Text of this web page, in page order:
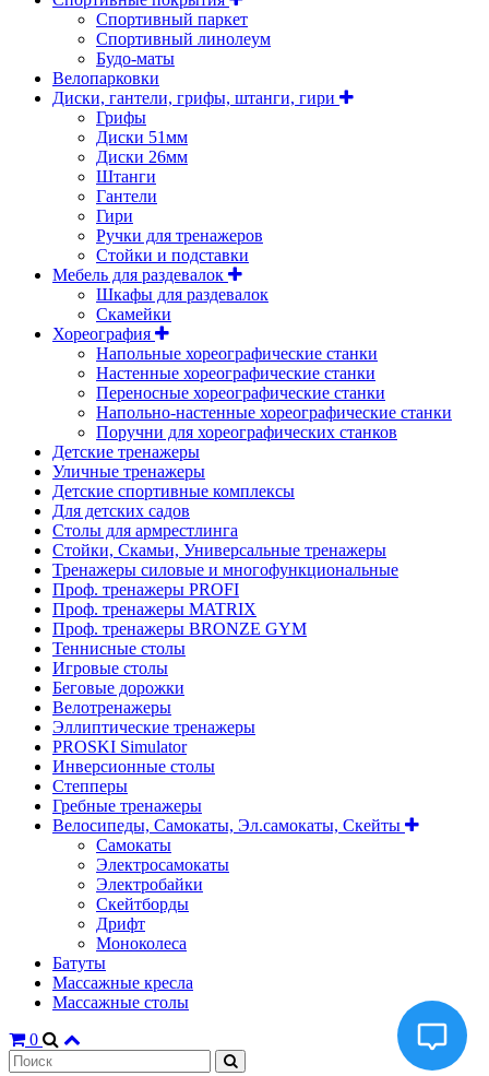
Спортивный паркет
Спортивный линолеум
Будо-маты
Велопарковки
Диски, гантели, грифы, штанги, гири
Грифы
Диски 51мм
Диски 26мм
Штанги
Гантели
Гири
Ручки для тренажеров
Стойки и подставки
Мебель для раздевалок
Шкафы для раздевалок
Скамейки
Хореография
Напольные хореографические станки
Настенные хореографические станки
Переносные хореографические станки
Напольно-настенные хореографические станки
Поручни для хореографических станков
Детские тренажеры
Уличные тренажеры
Детские спортивные комплексы
Для детских садов
Столы для армрестлинга
Стойки, Скамьи, Универсальные тренажеры
Тренажеры силовые и многофункциональные
Проф. тренажеры PROFI
Проф. тренажеры MATRIX
Проф. тренажеры BRONZE GYM
Теннисные столы
Игровые столы
Беговые дорожки
Велотренажеры
Эллиптические тренажеры
PROSKI Simulator
Инверсионные столы
Степперы
Гребные тренажеры
Велосипеды, Самокаты, Эл.самокаты, Скейты
Самокаты
Электросамокаты
Электробайки
Скейтборды
Дрифт
Моноколеса
Батуты
Массажные кресла
Массажные столы
0